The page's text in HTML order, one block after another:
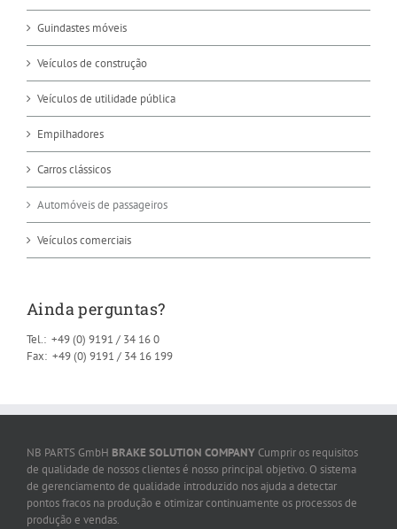
Guindastes móveis
Veículos de construção
Veículos de utilidade pública
Empilhadores
Carros clássicos
Automóveis de passageiros
Veículos comerciais
Ainda perguntas?
Tel.: +49 (0) 9191 / 34 16 0
Fax: +49 (0) 9191 / 34 16 199
NB PARTS GmbH BRAKE SOLUTION COMPANY Cumprir os requisitos
de qualidade de nossos clientes é nosso principal objetivo. O sistema
de gerenciamento de qualidade introduzido nos ajuda a detectar
pontos fracos na produção e otimizar continuamente os processos de
produção e vendas.